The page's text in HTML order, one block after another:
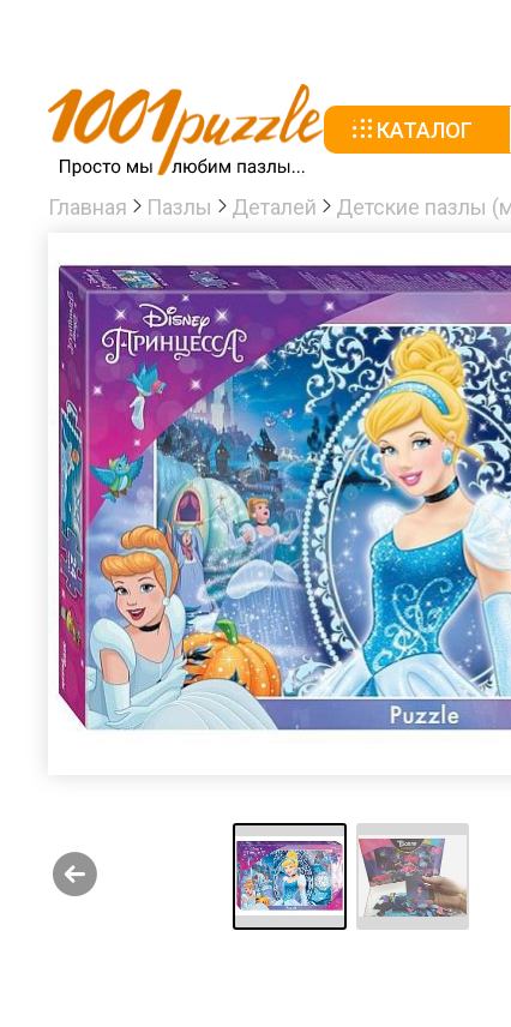
КАТАЛОГ
Главная Пазлы Деталей Детские пазлы